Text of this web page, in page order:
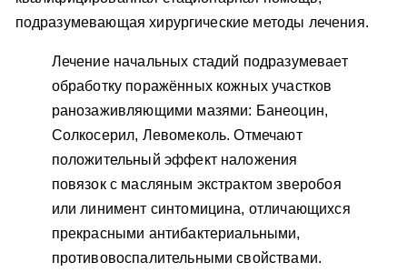
подразумевающая хирургические методы лечения.
Лечение начальных стадий подразумевает
обработку поражённых кожных участков
ранозаживляющими мазями: Банеоцин,
Солкосерил, Левомеколь. Отмечают
положительный эффект наложения
повязок с масляным экстрактом зверобоя
или линимент синтомицина, отличающихся
прекрасными антибактериальными,
противовоспалительными свойствами.